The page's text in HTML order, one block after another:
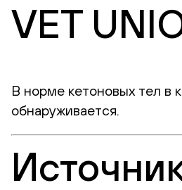
VET
В норме кетоновых тел в
обнаруживается.